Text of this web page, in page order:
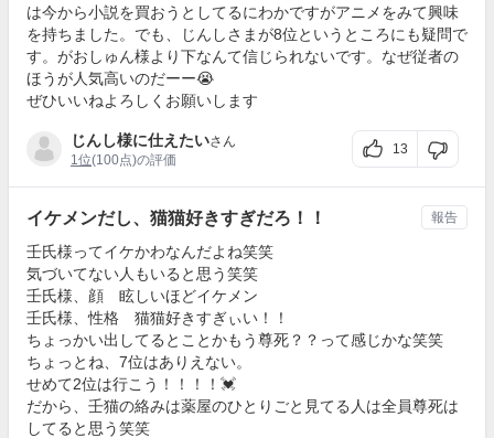
は今から小説を買おうとしてるにわかですがアニメをみて興味
を持ちました。でも、じんしさまが8位というところにも疑問で
す。がおしゅん様より下なんて信じられないです。なぜ従者の
ほうが人気高いのだーー😭
ぜひいいねよろしくお願いします
じんし様に仕えたいさん
1位(100点)の評価
13
イケメンだし、猫猫好きすぎだろ！！
壬氏様ってイケかわなんだよね笑笑
気づいてない人もいると思う笑笑
壬氏様、顔 眩しいほどイケメン
壬氏様、性格 猫猫好きすぎぃい！！
ちょっかい出してるとことかもう尊死？？って感じかな笑笑
ちょっとね、7位はありえない。
せめて2位は行こう！！！！💓
だから、壬猫の絡みは薬屋のひとりごと見てる人は全員尊死は
してると思う笑笑
報告